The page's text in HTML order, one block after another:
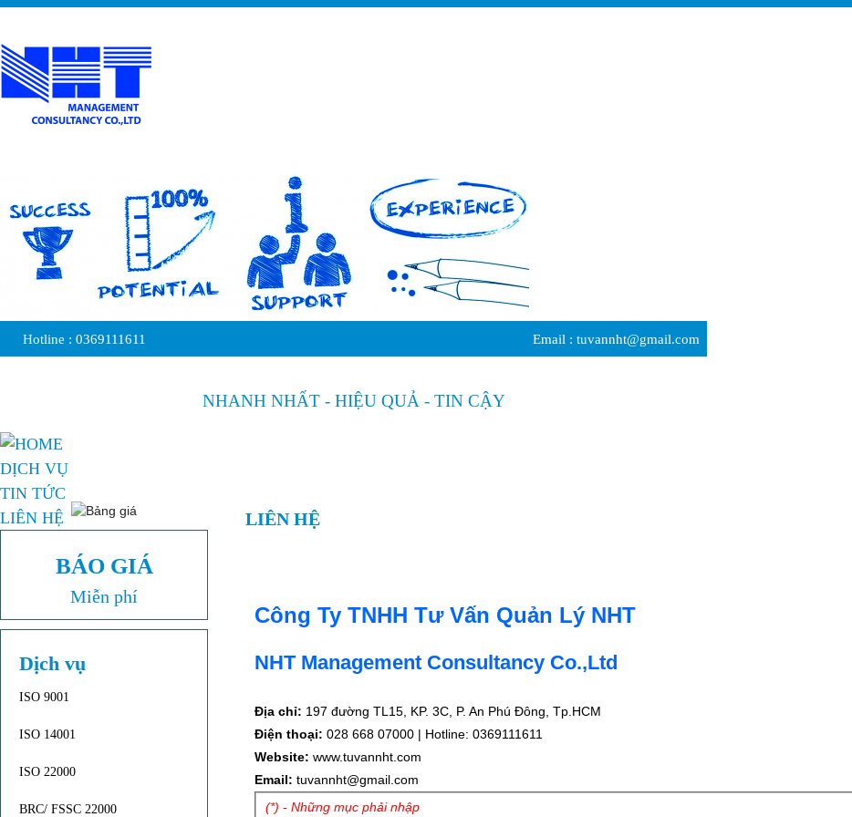
Hotline : 0369111611 Email : tuvannht@gmail.com
NHANH NHẤT - HIỆU QUẢ - TIN CẬY
DỊCH VỤ
TIN TỨC
LIÊN HỆ
BÁO GIÁ
Miễn phí
Dịch vụ
ISO 9001
ISO 14001
ISO 22000
BRC/ FSSC 22000
LIÊN HỆ
Công Ty TNHH Tư Vấn Quản Lý NHT
NHT Management Consultancy Co.,Ltd
Địa chỉ: 197 đường TL15, KP. 3C, P. An Phú Đông, Tp.HCM
Điện thoại: 028 668 07000 | Hotline: 0369111611
Website: www.tuvannht.com
Email: tuvannht@gmail.com
(*) - Những mục phải nhập